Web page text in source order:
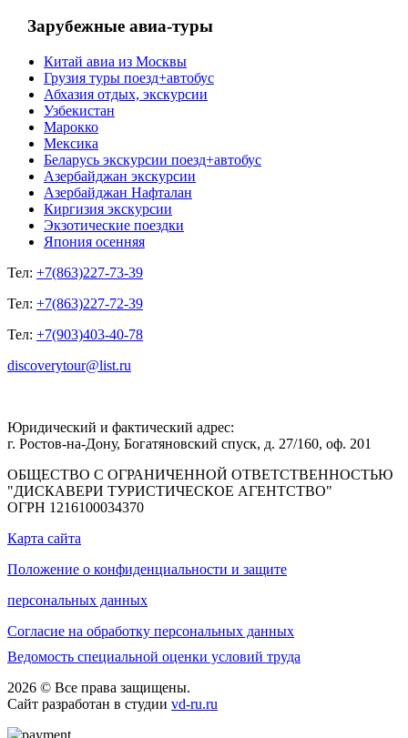
Зарубежные авиа-туры
Китай авиа из Москвы
Грузия туры поезд+автобус
Абхазия отдых, экскурсии
Узбекистан
Марокко
Мексика
Беларусь экскурсии поезд+автобус
Азербайджан экскурсии
Азербайджан Нафталан
Киргизия экскурсии
Экзотические поездки
Япония осенняя
Тел: +7(863)227-73-39
Тел: +7(863)227-72-39
Тел: +7(903)403-40-78
discoverytour@list.ru
Юридический и фактический адрес:
г. Ростов-на-Дону, Богатяновский спуск, д. 27/160, оф. 201
ОБЩЕСТВО С ОГРАНИЧЕННОЙ ОТВЕТСТВЕННОСТЬЮ
"ДИСКАВЕРИ ТУРИСТИЧЕСКОЕ АГЕНТСТВО"
ОГРН 1216100034370
Карта сайта
Положение о конфиденциальности и защите
персональных данных
Согласие на обработку персональных данных
Ведомость специальной оценки условий труда
2026 © Все права защищены.
Сайт разработан в студии vd-ru.ru